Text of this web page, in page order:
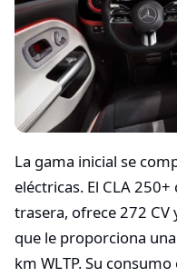
La gama inicial se
eléctricas. El CLA
trasera, ofrece 272 CV
que le proporciona
km WLTP. Su